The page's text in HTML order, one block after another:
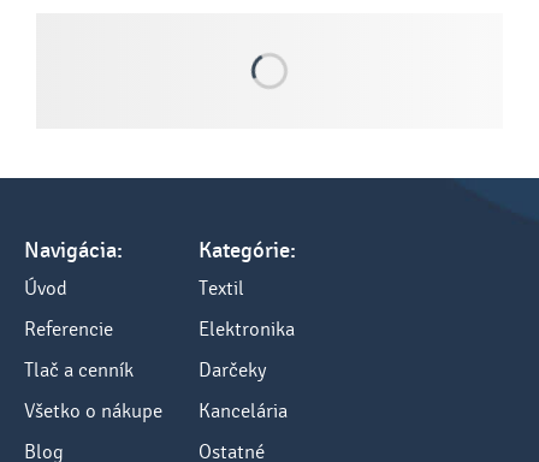
Navigácia:
Úvod
Referencie
Tlač a cenník
Všetko o nákupe
Blog
Kategórie:
Textil
Elektronika
Darčeky
Kancelária
Ostatné